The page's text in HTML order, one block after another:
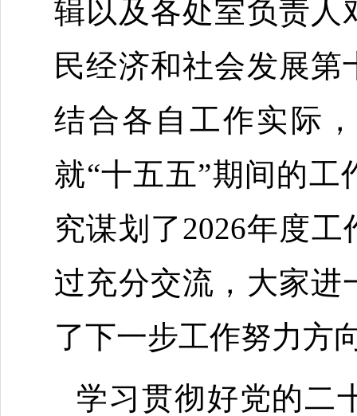
辑以及各处室负责人
民经济和社会发展
结合各自工作实际
就“十五五”期间的
究谋划了2026年度
过充分交流，大家进
了下一步工作努力方
学习贯彻好党的二